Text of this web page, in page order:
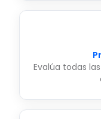
Evalúa todas